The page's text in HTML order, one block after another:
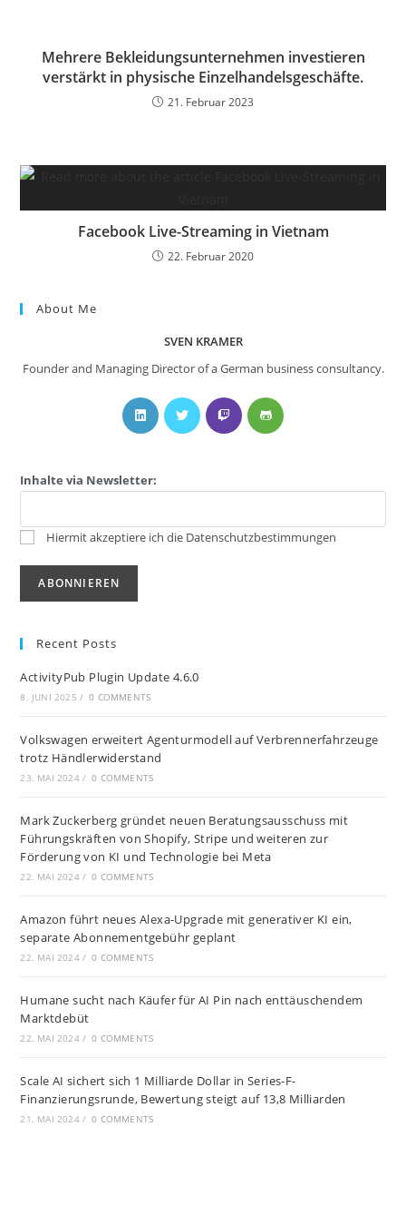
Mehrere Bekleidungsunternehmen investieren
verstärkt in physische Einzelhandelsgeschäfte.
21. Februar 2023
Facebook Live-Streaming in Vietnam
22. Februar 2020
About Me
SVEN KRAMER
Founder and Managing Director of a German business consultancy.
Inhalte via Newsletter:
Hiermit akzeptiere ich die Datenschutzbestimmungen
Recent Posts
ActivityPub Plugin Update 4.6.0
8. JUNI 2025 / 0 COMMENTS
Volkswagen erweitert Agenturmodell auf Verbrennerfahrzeuge
trotz Händlerwiderstand
23. MAI 2024 / 0 COMMENTS
Mark Zuckerberg gründet neuen Beratungsausschuss mit
Führungskräften von Shopify, Stripe und weiteren zur
Förderung von KI und Technologie bei Meta
22. MAI 2024 / 0 COMMENTS
Amazon führt neues Alexa-Upgrade mit generativer KI ein,
separate Abonnementgebühr geplant
22. MAI 2024 / 0 COMMENTS
Humane sucht nach Käufer für AI Pin nach enttäuschendem
Marktdebüt
22. MAI 2024 / 0 COMMENTS
Scale AI sichert sich 1 Milliarde Dollar in Series-F-
Finanzierungsrunde, Bewertung steigt auf 13,8 Milliarden
21. MAI 2024 / 0 COMMENTS